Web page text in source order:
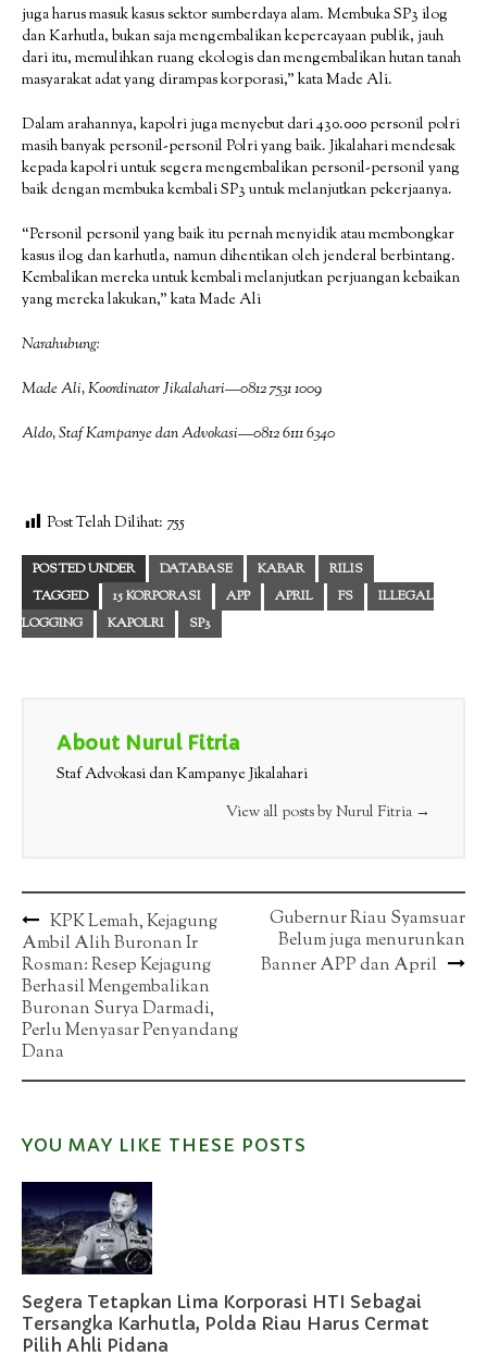
juga harus masuk kasus sektor sumberdaya alam. Membuka SP3 ilog
dan Karhutla, bukan saja mengembalikan kepercayaan publik, jauh
dari itu, memulihkan ruang ekologis dan mengembalikan hutan tanah
masyarakat adat yang dirampas korporasi,” kata Made Ali.
Dalam arahannya, kapolri juga menyebut dari 430.000 personil polri
masih banyak personil-personil Polri yang baik. Jikalahari mendesak
kepada kapolri untuk segera mengembalikan personil-personil yang
baik dengan membuka kembali SP3 untuk melanjutkan pekerjaanya.
“Personil personil yang baik itu pernah menyidik atau membongkar
kasus ilog dan karhutla, namun dihentikan oleh jenderal berbintang.
Kembalikan mereka untuk kembali melanjutkan perjuangan kebaikan
yang mereka lakukan,” kata Made Ali
Narahubung:
Made Ali, Koordinator Jikalahari—0812 7531 1009
Aldo, Staf Kampanye dan Advokasi—0812 6111 6340
Post Telah Dilihat: 755
POSTED UNDER DATABASE KABAR
RILIS
TAGGED
15 KORPORASI APP APRIL FS
ILLEGAL
LOGGING
KAPOLRI SP3
About Nurul Fitria
Staf Advokasi dan Kampanye Jikalahari
View all posts by Nurul Fitria →
Post
navigation
KPK Lemah, Kejagung
Ambil Alih Buronan Ir
Rosman: Resep Kejagung
Berhasil Mengembalikan
Buronan Surya Darmadi,
Perlu Menyasar Penyandang
Dana
Gubernur Riau Syamsuar
Belum juga menurunkan
Banner APP dan April
YOU MAY LIKE THESE POSTS
Segera Tetapkan Lima Korporasi HTI Sebagai
Tersangka Karhutla, Polda Riau Harus Cermat
Pilih Ahli Pidana